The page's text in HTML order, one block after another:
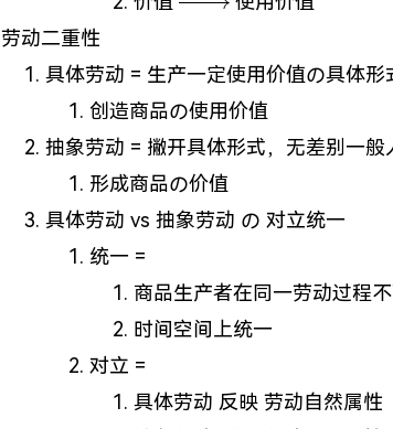
劳动二重性
具体劳动 = 生产一定使用价值の具体形
创造商品の使用价值
抽象劳动 = 撇开具体形式，无差别一
形成商品の价值
具体劳动 vs 抽象劳动 の 对立统一
统一 =
商品生产者在同一劳动过程
时间空间上统一
对立 =
具体劳动 反映 劳动自然属性